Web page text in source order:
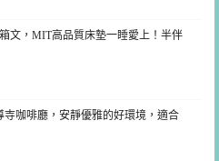
文，MIT高品質床墊一睡愛上！半伴
寺咖啡廳，安靜優雅的好環境，適合